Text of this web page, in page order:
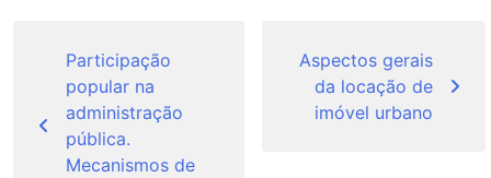
Post
Participação
popular na
administração
pública.
Mecanismos de
Aspectos gerais
da locação de
imóvel urbano